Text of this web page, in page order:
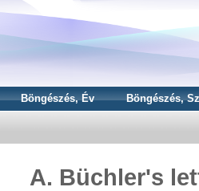
Böngészés, Év Böngészés,
A. Büchler's